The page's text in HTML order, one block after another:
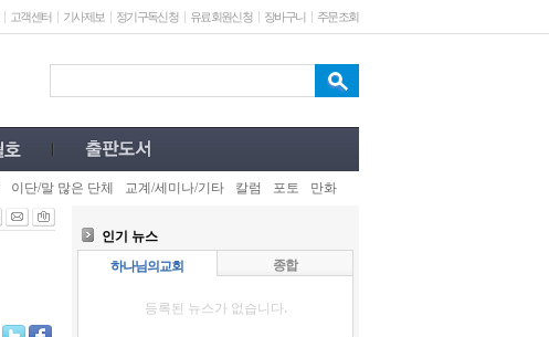
고객센터 기사제보 정기구독신청 유료회원신청 장바구니 주문조회
이단/말 많은 단체 교계/세미나/기타 칼럼 포토 만화
인기 뉴스
하나님의교회
종합
등록된 뉴스가 없습니다.